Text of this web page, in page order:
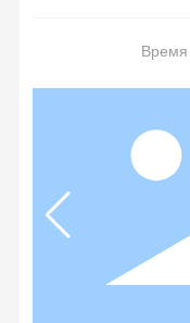
Время